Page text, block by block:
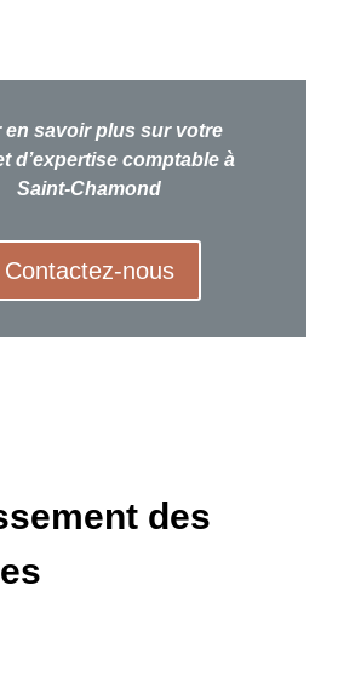
en savoir plus sur votre
d’expertise comptable à
Saint-Chamond
Contactez-nous
des